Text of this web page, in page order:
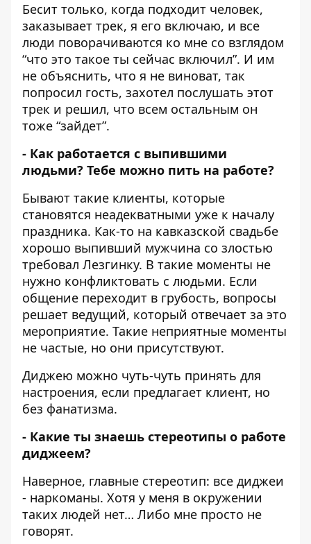
Бесит только, когда подходит человек,
заказывает трек, я его включаю, и все
люди поворачиваются ко мне со взглядом
“что это такое ты сейчас включил”. И им
не объяснить, что я не виноват, так
попросил гость, захотел послушать этот
трек и решил, что всем остальным он
тоже “зайдет”.
- Как работается с выпившими
людьми? Тебе можно пить на работе?
Бывают такие клиенты, которые
становятся неадекватными уже к началу
праздника. Как-то на кавказской свадьбе
хорошо выпивший мужчина со злостью
требовал Лезгинку. В такие моменты не
нужно конфликтовать с людьми. Если
общение переходит в грубость, вопросы
решает ведущий, который отвечает за это
мероприятие. Такие неприятные моменты
не частые, но они присутствуют.
Диджею можно чуть-чуть принять для
настроения, если предлагает клиент, но
без фанатизма.
- Какие ты знаешь стереотипы о работе
диджеем?
Наверное, главные стереотип: все диджеи
- наркоманы. Хотя у меня в окружении
таких людей нет… Либо мне просто не
говорят.